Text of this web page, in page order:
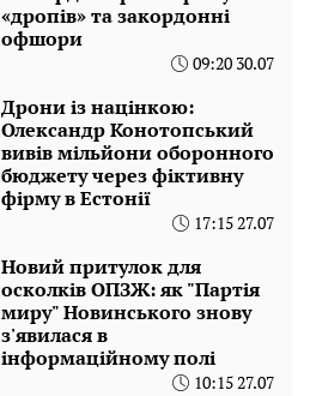
«дропів» та закордонні
офшори
09:20 30.07
Дрони із націнкою:
Олександр Конотопський
вивів мільйони оборонного
бюджету через фіктивну
фірму в Естонії
17:15 27.07
Новий притулок для
осколків ОПЗЖ: як "Партія
миру" Новинського знову
з'явилася в
інформаційному полі
10:15 27.07